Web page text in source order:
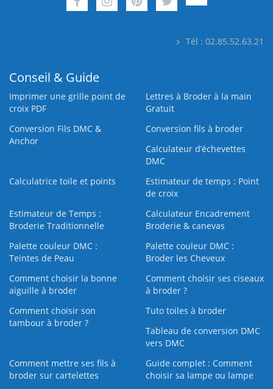
Tél : 02.85.52.63.21
Conseil & Guide
Imprimer une grille point de
croix PDF
Lettres à Broder à la main
Gratuit
Conversion Fils DMC &
Anchor
Conversion fils à broder
Calculateur d’échevettes
DMC
Calculatrice toile et points
Estimateur de temps : Point
de croix
Estimateur de Temps :
Broderie Traditionnelle
Calculateur Encadrement
Broderie & canevas
Palette couleur DMC :
Teintes de Peau
Palette couleur DMC :
Broder les Cheveux
Comment choisir la bonne
aiguille à broder
Comment choisir ses ciseaux
à broder ?
Comment choisir son
tambour à broder ?
Tuto toiles à broder
Tableau de conversion DMC
vers DMC
Comment mettre ses fils à
broder sur cartelettes
Guide complet : Comment
choisir sa lampe ou lampe